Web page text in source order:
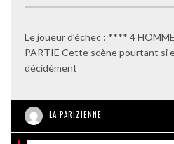
Le joueur d’échec : **** 4
PARTIE Cette scène pourtant si
décidément
LA PARIZIENNE